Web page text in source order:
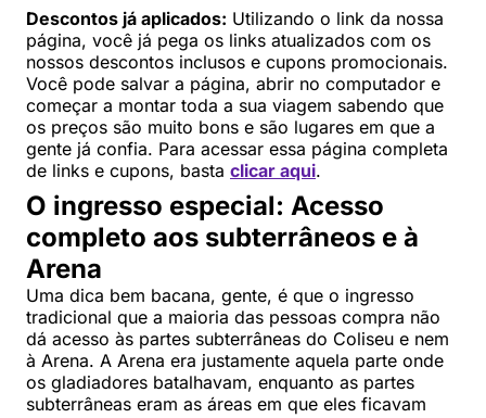
Descontos já aplicados: Utilizando o link da nossa
página, você já pega os links atualizados com os
nossos descontos inclusos e cupons promocionais.
Você pode salvar a página, abrir no computador e
começar a montar toda a sua viagem sabendo que
os preços são muito bons e são lugares em que a
gente já confia. Para acessar essa página completa
de links e cupons, basta clicar aqui.
O ingresso especial: Acesso
completo aos subterrâneos e à
Arena
Uma dica bem bacana, gente, é que o ingresso
tradicional que a maioria das pessoas compra não
dá acesso às partes subterrâneas do Coliseu e nem
à Arena. A Arena era justamente aquela parte onde
os gladiadores batalhavam, enquanto as partes
subterrâneas eram as áreas em que eles ficavam